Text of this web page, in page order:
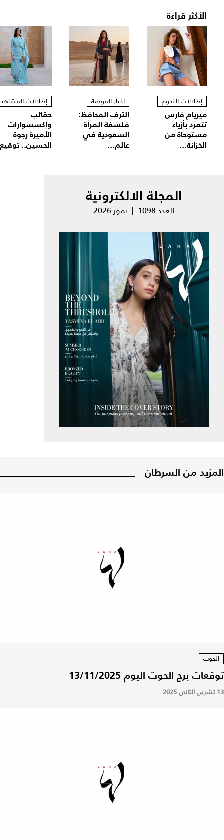
الأكثر قراءة
إطلالات النجوم
ميريام فارس
تتمرد بأزياء
مستوحاة من
الخزانة...
أخبار الموضة
الترف المحافظ:
فلسفة المرأة
السعودية في
عالم...
إطلالات
حقائب
وإكسسوارات
الأميرة رجوة
الحسين..
المجلة الالكترونية
العدد 1098 | تموز 2026
المزيد من السرطان
الحوت
توقعات برج الحوت اليوم 13/11/2025
13 تشرين الثاني 2025